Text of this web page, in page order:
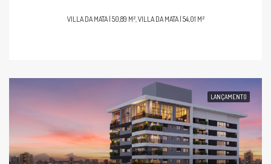
VILLA DA MATA | 50,89 M², VILLA DA MATA | 54,01 M²
LANÇAMENTO